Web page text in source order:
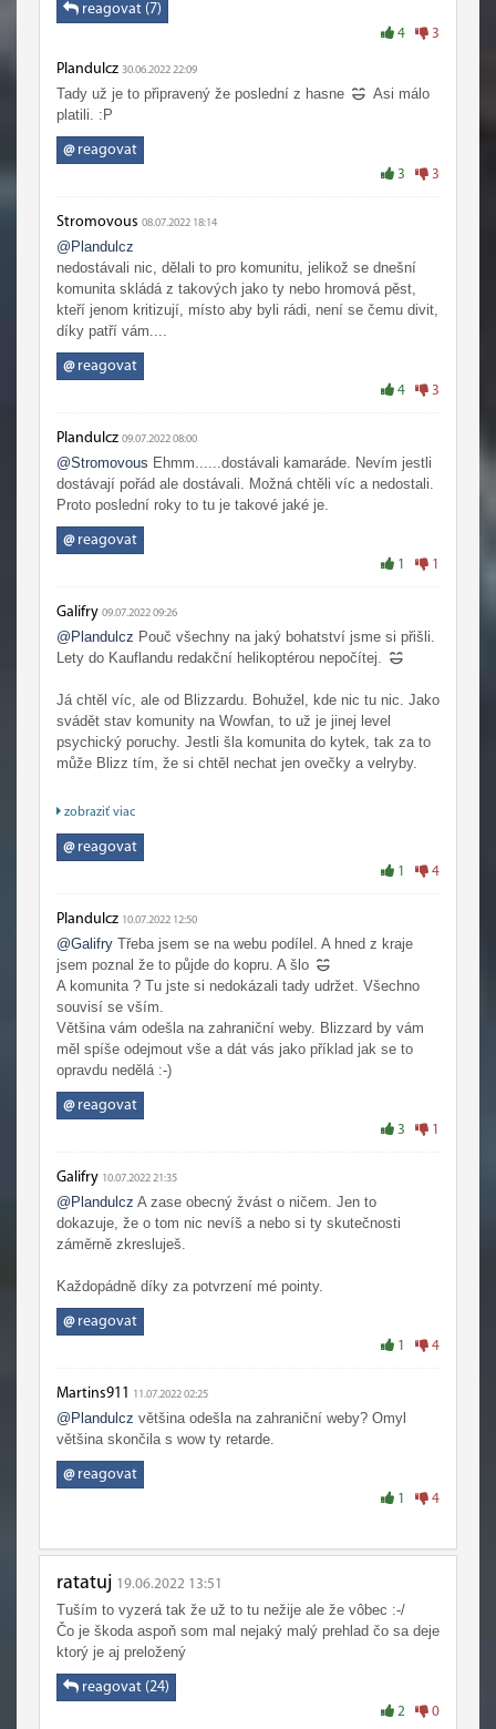
reagovat (7)
4 3
Plandulcz 30.06.2022 22:09
Tady už je to připravený že poslední z hasne
Asi málo
platili. :P
@reagovat
3 3
Stromovous 08.07.2022 18:14
@Plandulcz
nedostávali nic, dělali to pro komunitu, jelikož se dnešní
komunita skládá z takových jako ty nebo hromová pěst,
kteří jenom kritizují, místo aby byli rádi, není se čemu divit,
díky patří vám....
@reagovat
4 3
Plandulcz 09.07.2022 08:00
@Stromovous Ehmm......dostávali kamaráde. Nevím jestli
dostávají pořád ale dostávali. Možná chtěli víc a nedostali.
Proto poslední roky to tu je takové jaké je.
@reagovat
1 1
Galifry 09.07.2022 09:26
@Plandulcz Pouč všechny na jaký bohatství jsme si přišli.
Lety do Kauflandu redakční helikoptérou nepočítej.
Já chtěl víc, ale od Blizzardu. Bohužel, kde nic tu nic. Jako
svádět stav komunity na Wowfan, to už je jinej level
psychický poruchy. Jestli šla komunita do kytek, tak za to
může Blizz tím, že si chtěl nechat jen ovečky a velryby.
Největší chyba Wowfanu je ta benevolence ohledně diskuzí
prezentovat. Každý má právo na názor, ale to musí nejdřív
Je to tu takové jaké to je, protože Blizzard dělá špatnou
dobře, ale ta pachuť je dost silná.
zobraziť viac
@reagovat
1 4
Plandulcz 10.07.2022 12:50
@Galifry Třeba jsem se na webu podílel. A hned z kraje
jsem poznal že to půjde do kopru. A šlo
A komunita ? Tu jste si nedokázali tady udržet. Všechno
souvisí se vším.
Většina vám odešla na zahraniční weby. Blizzard by vám
měl spíše odejmout vše a dát vás jako příklad jak se to
opravdu nedělá :-)
@reagovat
3 1
Galifry 10.07.2022 21:35
@Plandulcz A zase obecný žvást o ničem. Jen to
dokazuje, že o tom nic nevíš a nebo si ty skutečnosti
záměrně zkresluješ.
Každopádně díky za potvrzení mé pointy.
@reagovat
1 4
Martins911 11.07.2022 02:25
@Plandulcz většina odešla na zahraniční weby? Omyl
většina skončila s wow ty retarde.
@reagovat
1 4
ratatuj 19.06.2022 13:51
Tuším to vyzerá tak že už to tu nežije ale že vôbec :-/
Čo je škoda aspoň som mal nejaký malý prehlad čo sa deje
ktorý je aj preložený
reagovat (24)
2 0